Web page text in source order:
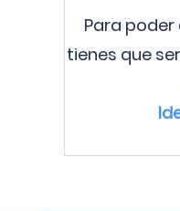
Para
tienes que